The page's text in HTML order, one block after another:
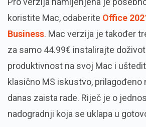
koristite Mac, odaberite Office
Business. Mac verzija je također
za samo 44.99€ instalirajte
produktivnost na svoj Mac i
klasično MS iskustvo, prilagođeno
danas zaista rade. Riječ je o
nadogradnji koja se uklapa u